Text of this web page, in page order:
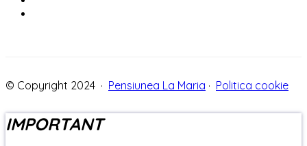
© Copyright 2024 · Pensiunea La Maria · Politica cookie
IMPORTANT